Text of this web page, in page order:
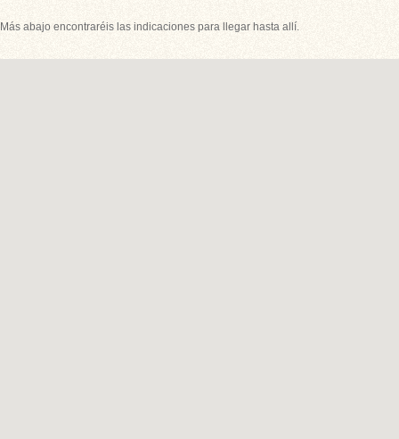
Más abajo encontraréis las indicaciones para llegar hasta allí.